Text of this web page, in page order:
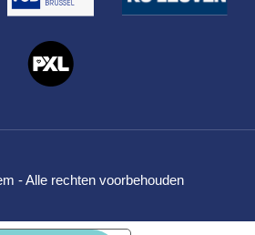
- Alle rechten voorbehouden